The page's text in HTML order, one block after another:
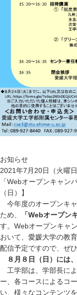
お知らせ
2021年7月20日（火曜日
「Webオープンキャン
（日）】
今年度のオープンキ
ため、
「Webオープン
す。Webオープンキャ
おいて、愛媛大学の教
配信予定ですので、ぜ
８月８日（日）には、
工学部は、学部長に
ー、各コースによるコ
い、様々なコンテンツ